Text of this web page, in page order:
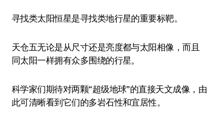
寻找类太阳恒星是寻找类地行星的重要标靶。
天仓五无论是从尺寸还是亮度都与太阳相像，而且
同太阳一样拥有众多围绕的行星。
科学家们期待对两颗“超级地球”的直接天文成像，由
此可清晰看到它们的多岩石性和宜居性。